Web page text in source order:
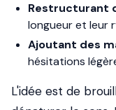
Restructurant
longueur et leur
Ajoutant des
hésitations
L'idée est de